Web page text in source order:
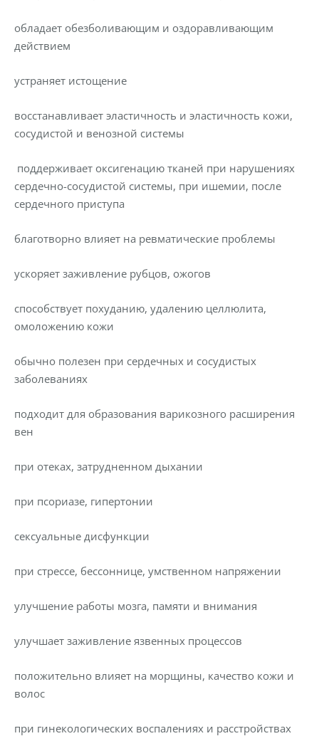
обладает обезболивающим и оздоравливающим
действием
устраняет истощение
восстанавливает эластичность и эластичность кожи,
сосудистой и венозной системы
поддерживает оксигенацию тканей при нарушениях
сердечно-сосудистой системы, при ишемии, после
сердечного приступа
благотворно влияет на ревматические проблемы
ускоряет заживление рубцов, ожогов
способствует похуданию, удалению целлюлита,
омоложению кожи
обычно полезен при сердечных и сосудистых
заболеваниях
подходит для образования варикозного расширения
вен
при отеках, затрудненном дыхании
при псориазе, гипертонии
сексуальные дисфункции
при стрессе, бессоннице, умственном напряжении
улучшение работы мозга, памяти и внимания
улучшает заживление язвенных процессов
положительно влияет на морщины, качество кожи и
волос
при гинекологических воспалениях и расстройствах